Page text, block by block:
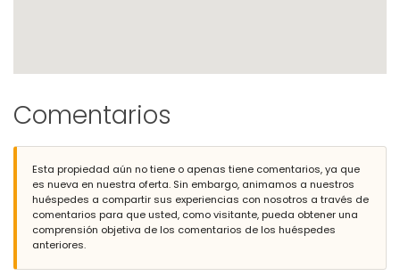
Comentarios
Esta propiedad aún no tiene o apenas tiene comentarios, ya que
es nueva en nuestra oferta. Sin embargo, animamos a nuestros
huéspedes a compartir sus experiencias con nosotros a través de
comentarios para que usted, como visitante, pueda obtener una
comprensión objetiva de los comentarios de los huéspedes
anteriores.